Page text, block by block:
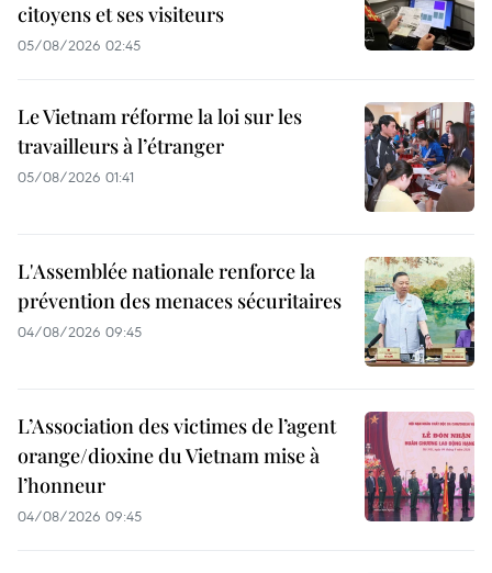
citoyens et ses visiteurs
05/08/2026 02:45
Le Vietnam réforme la loi sur les
travailleurs à l’étranger
05/08/2026 01:41
L'Assemblée nationale renforce la
prévention des menaces sécuritaires
04/08/2026 09:45
L’Association des victimes de l’agent
orange/dioxine du Vietnam mise à
l’honneur
04/08/2026 09:45